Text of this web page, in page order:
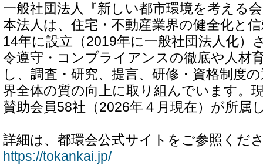
一般社団法人『新しい都市環境を考える
本法人は、住宅・不動産業界の健全化と
14年に設立（2019年に一般社団法人化）
令遵守・コンプライアンスの徹底や人材
し、調査・研究、提言、研修・資格制度
界全体の質の向上に取り組んでいます。
賛助会員58社（2026年４月現在）が所属
詳細は、都環会公式サイトをご参照くだ
https://tokankai.jp/